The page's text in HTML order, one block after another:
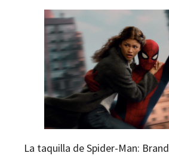
La taquilla de Spider-Man: